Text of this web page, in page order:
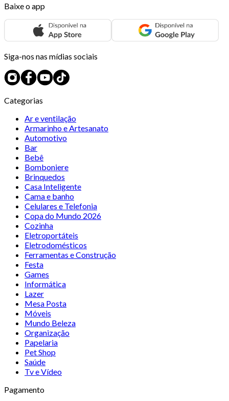
Baixe o app
Siga-nos nas mídias sociais
Categorias
Ar e ventilação
Armarinho e Artesanato
Automotivo
Bar
Bebê
Bomboniere
Brinquedos
Casa Inteligente
Cama e banho
Celulares e Telefonia
Copa do Mundo 2026
Cozinha
Eletroportáteis
Eletrodomésticos
Ferramentas e Construção
Festa
Games
Informática
Lazer
Mesa Posta
Móveis
Mundo Beleza
Organização
Papelaria
Pet Shop
Saúde
Tv e Vídeo
Pagamento